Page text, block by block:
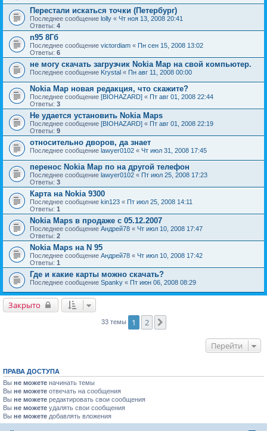
Перестали искаться точки (Петербург)
Последнее сообщение lolly « Чт ноя 13, 2008 20:41
Ответы: 4
n95 8Гб
Последнее сообщение victordiam « Пн сен 15, 2008 13:02
Ответы: 6
не могу скачать загрузчик Nokia Map на свой компьютер.
Последнее сообщение Krystal « Пн авг 11, 2008 00:00
Nokia Map новая редакция, что скажите?
Последнее сообщение [BIOHAZARD] « Пт авг 01, 2008 22:44
Ответы: 3
Не удается установить Nokia Maps
Последнее сообщение [BIOHAZARD] « Пт авг 01, 2008 22:19
Ответы: 9
относительно дворов, да знает
Последнее сообщение lawyer0102 « Чт июл 31, 2008 17:45
перенос Nokia Map по на другой телефон
Последнее сообщение lawyer0102 « Пт июл 25, 2008 17:23
Ответы: 3
Карта на Nokia 9300
Последнее сообщение kin123 « Пт июл 25, 2008 14:11
Ответы: 1
Nokia Maps в продаже с 05.12.2007
Последнее сообщение Андрей78 « Чт июл 10, 2008 17:47
Ответы: 2
Nokia Maps на N 95
Последнее сообщение Андрей78 « Чт июл 10, 2008 17:42
Ответы: 1
Где и какие карты можно скачать?
Последнее сообщение Spanky « Пт июн 06, 2008 08:29
Закрыто
33 темы 1 2
Перейти
ПРАВА ДОСТУПА
Вы не можете начинать темы
Вы не можете отвечать на сообщения
Вы не можете редактировать свои сообщения
Вы не можете удалять свои сообщения
Вы не можете добавлять вложения